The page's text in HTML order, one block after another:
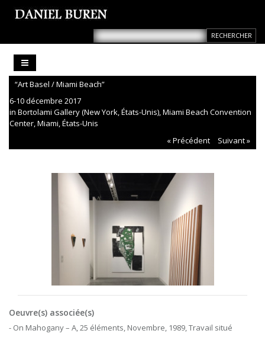
“Art Basel / Miami Beach”
6-10 décembre 2017
in Bortolami Gallery (New York, États-Unis), Miami Beach Convention
Center, Miami, États-Unis
« Précédent
Suivant »
Oeuvre(s) associée(s)
- On Mahogany – A, 25 éléments, Novembre, 1989, Travail situé